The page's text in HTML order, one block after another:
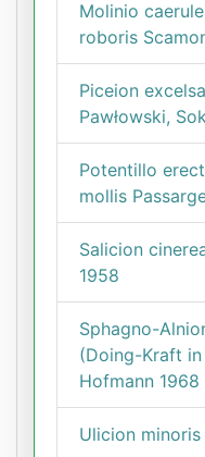
Molinio
roboris
Piceion
Pawłowski,
Potentillo
mollis
Salicion
1958
Sphagno-
(Doing-Kraft in
Hofmann 1968
Ulicion